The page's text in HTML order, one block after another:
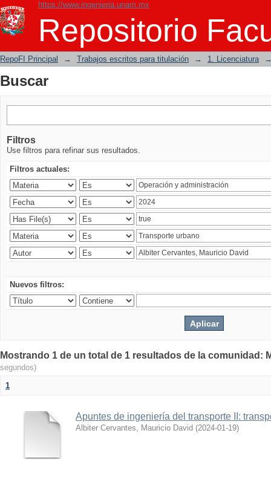
https://www.ingenieria.unam.mx
Repositorio
Buscar
RepoFI Principal → Trabajos escritos para titulación → 1. Licenciatura
Buscar
Filtros
Use filtros para refinar sus resultados.
Filtros actuales:
Nuevos filtros:
Mostrando 1 de un total de 1 resultados de la comunidad:
segundos)
1
Apuntes de ingeniería del transporte II:
Albiter Cervantes, Mauricio David (2024-01-19)